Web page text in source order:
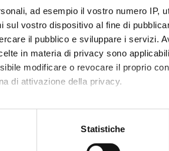
ad esempio il vostro numero IP,
vostro dispositivo al fine di
il pubblico e sviluppare i servizi.
in materia di privacy sono
modificare o revocare il proprio
di attivazione della privacy.
con un'approssimazione di
Statistiche
and techniques of Social
III (2012/2013)
9